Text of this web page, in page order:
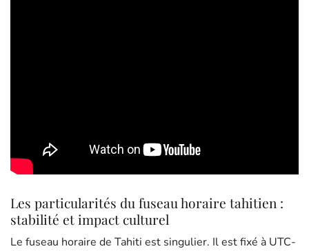
Les particularités du fuseau horaire tahitien :
stabilité et impact culturel
Le fuseau horaire de Tahiti est singulier. Il est fixé à UTC-